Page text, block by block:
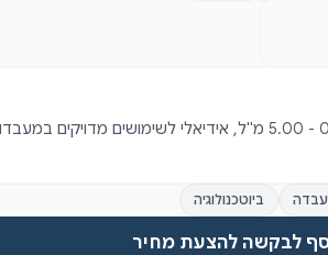
ביוטכנולוגיה
לבקשה להצעת מחיר